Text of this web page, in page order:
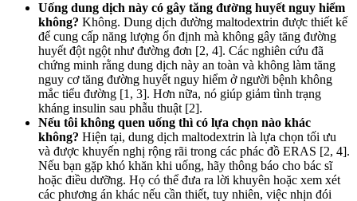
Uống dung dịch này có gây tăng đường huyết nguy hiểm
không? Không. Dung dịch đường maltodextrin được thiết kế
để cung cấp năng lượng ổn định mà không gây tăng đường
huyết đột ngột như đường đơn [2, 4]. Các nghiên cứu đã
chứng minh rằng dung dịch này an toàn và không làm tăng
nguy cơ tăng đường huyết nguy hiểm ở người bệnh không
mắc tiểu đường [1, 3]. Hơn nữa, nó giúp giảm tình trạng
kháng insulin sau phẫu thuật [2].
Nếu tôi không quen uống thì có lựa chọn nào khác
không? Hiện tại, dung dịch maltodextrin là lựa chọn tối ưu
và được khuyến nghị rộng rãi trong các phác đồ ERAS [2, 4].
Nếu bạn gặp khó khăn khi uống, hãy thông báo cho bác sĩ
hoặc điều dưỡng. Họ có thể đưa ra lời khuyên hoặc xem xét
các phương án khác nếu cần thiết, tuy nhiên, việc nhịn đói